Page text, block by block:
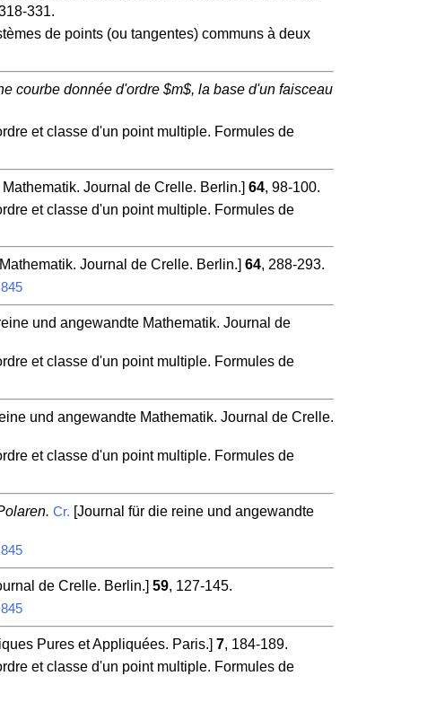
331.
de points (ou tangentes) communs à deux
courbe donnée d'ordre $m$, la base d'un faisceau
et classe d'un point multiple. Formules de
Journal de Crelle. Berlin.] 64, 98-100.
et classe d'un point multiple. Formules de
Journal de Crelle. Berlin.] 64, 288-293.
845
und angewandte Mathematik. Journal de
et classe d'un point multiple. Formules de
und angewandte Mathematik. Journal de Crelle.
et classe d'un point multiple. Formules de
Cr. [Journal für die reine und angewandte
845
de Crelle. Berlin.] 59, 127-145.
845
Pures et Appliquées. Paris.] 7, 184-189.
et classe d'un point multiple. Formules de